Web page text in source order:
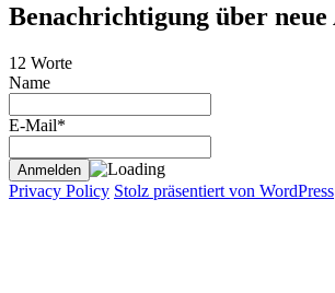
Benachrichtigung über
12 Worte
Name
E-Mail*
Privacy Policy Stolz präsentiert von WordPress